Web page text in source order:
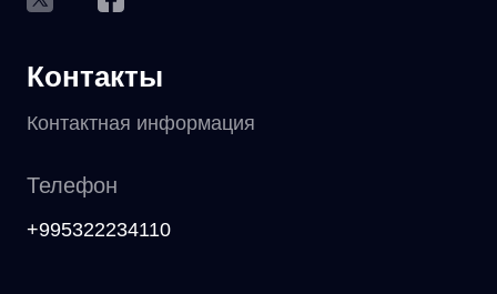
Контакты
Контактная информация
Телефон
+995322234110